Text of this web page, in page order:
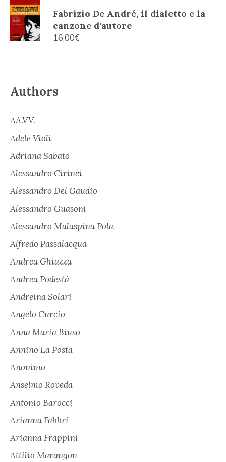
Fabrizio De André, il dialetto e la
canzone d'autore
16,00€
Authors
AA.VV.
Adele Violi
Adriana Sabato
Alessandro Cirinei
Alessandro Del Gaudio
Alessandro Guasoni
Alessandro Malaspina Pola
Alfredo Passalacqua
Andrea Ghiazza
Andrea Podestà
Andreina Solari
Angelo Curcio
Anna Maria Biuso
Annino La Posta
Anonimo
Anselmo Roveda
Antonio Barocci
Arianna Fabbri
Arianna Frappini
Attilio Marangon